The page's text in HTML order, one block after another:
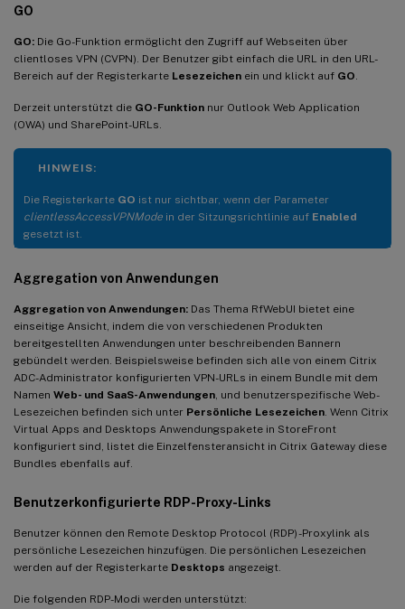
GO
GO: Die Go-Funktion ermöglicht den Zugriff auf Webseiten über
clientloses VPN (CVPN). Der Benutzer gibt einfach die URL in den URL-
Bereich auf der Registerkarte Lesezeichen ein und klickt auf GO
Derzeit unterstützt die GO-Funktion nur Outlook Web Application
(OWA) und SharePoint-URLs.
HINWEIS:
Die Registerkarte GO ist nur sichtbar, wenn der Parameter
clientlessAccessVPNMode in der Sitzungsrichtlinie auf Enabled
gesetzt ist.
Aggregation von Anwendungen
Aggregation von Anwendungen: Das Thema RfWebUI bietet eine
einseitige Ansicht, indem die von verschiedenen Produkten
bereitgestellten Anwendungen unter beschreibenden Bannern
gebündelt werden. Beispielsweise befinden sich alle von einem Citrix
ADC-Administrator konfigurierten VPN-URLs in einem Bundle mit dem
Namen Web- und SaaS-Anwendungen , und benutzerspezifische Web-
Lesezeichen befinden sich unter Persönliche Lesezeichen . Wenn Citrix
Virtual Apps and Desktops Anwendungspakete in StoreFront
konfiguriert sind, listet die Einzelfensteransicht in Citrix Gateway diese
Bundles ebenfalls auf.
Benutzerkonfigurierte RDP-Proxy-Links
Benutzer können den Remote Desktop Protocol (RDP) -Proxylink als
persönliche Lesezeichen hinzufügen. Die persönlichen Lesezeichen
werden auf der Registerkarte Desktops angezeigt.
Die folgenden RDP-Modi werden unterstützt: